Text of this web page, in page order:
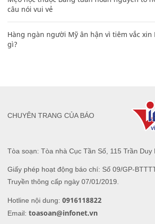
câu nói vui vẻ
Hàng ngàn người Mỹ ân hận vì tiêm vắc xin
gì?
Tòa soạn: Tòa nhà Cục Tần Số, 115 Trần Duy
Giấy phép hoạt động báo chí: Số 09/GP-
Truyền thông cấp ngày 07/01/2019.
Hotline nội dung: 0916118822
Email: toasoan@infonet.vn
CHUYÊN TRANG CỦA BÁO